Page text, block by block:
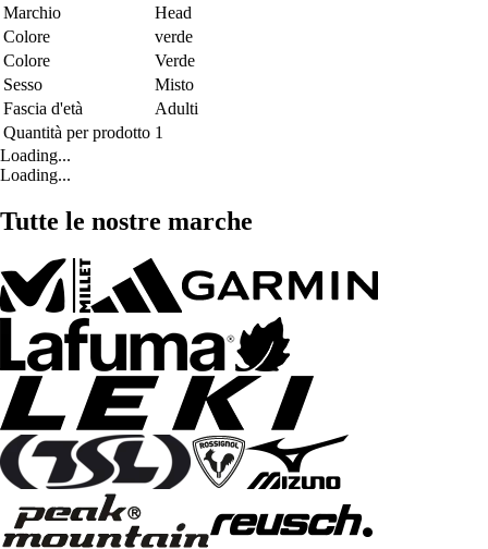
Marchio
Head
Colore
verde
Colore
Verde
Sesso
Misto
Fascia d'età
Adulti
Quantità per prodotto 1
Loading...
Loading...
Tutte le nostre marche